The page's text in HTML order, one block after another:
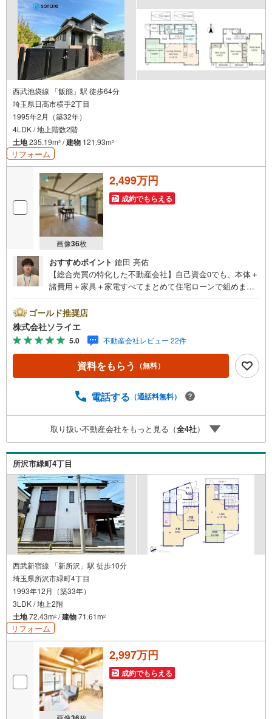
西武池袋線 「飯能」駅 徒歩64分
埼玉県日高市横手2丁目
1995年2月（築32年）
4LDK / 地上階数2階
土地235.19m2 /建物 121.93m2
リフォーム
画像36枚
2,499万円
成約でもらえる
おすすめポイント 鎗田 亮佑
【総合売買の特化した不動産会社】自己資金0でも、本体＋
諸費用＋家具＋家電すべてまとめて住宅ローンで組めま
スピーディをモットーにお客さん目線での営業を心がけて
おり、営業マンの差を実感してください！◆他社様でご紹
介されている物件も一緒にご提案できます。◆おまとめロ
ーン（消費者金融系・車のローン・カード系の借入・エア
コン等の電化製品等）もおまとめ可能です。◆お忙しいと
きは現地待合せ＆現地解散できます。◆勤続年数が1年未満
ください！売買・賃貸・売却相談・相続相談・空家管理・
合わせ・ご来店お待ちしております！（＾＾）！
ゴールド推奨店
株式会社ソライエ
5.0 不動産会社レビュー 22件
資料をもらう （無料）
電話する （通話料無料）
取り扱い不動産会社をもっと見る（全4社）
所沢市緑町4丁目
西武新宿線 「新所沢」駅 徒歩10分
埼玉県所沢市緑町4丁目
1993年12月（築33年）
3LDK / 地上2階
土地72.43m2 /建物71.61m2
リフォーム
2,997万円
成約でもらえる